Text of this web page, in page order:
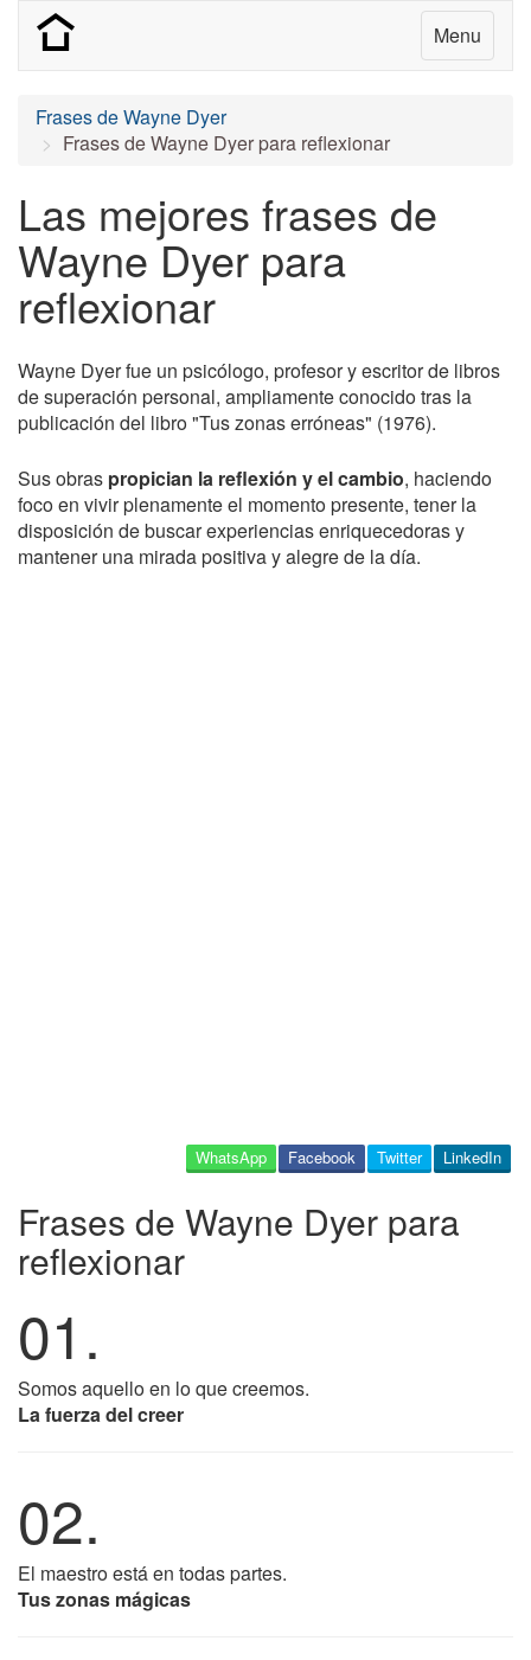
Menu
Frases de Wayne Dyer
Frases de Wayne Dyer para reflexionar
Las mejores frases de
Wayne Dyer para
reflexionar
Wayne Dyer fue un psicólogo, profesor y escritor de libros
de superación personal, ampliamente conocido tras la
publicación del libro "Tus zonas erróneas" (1976).
Sus obras propician la reflexión y el cambio, haciendo
foco en vivir plenamente el momento presente, tener la
disposición de buscar experiencias enriquecedoras y
mantener una mirada positiva y alegre de la día.
LinkedIn
Twitter
Facebook
WhatsApp
Frases de Wayne Dyer para
reflexionar
01.
Somos aquello en lo que creemos.
La fuerza del creer
02.
El maestro está en todas partes.
Tus zonas mágicas